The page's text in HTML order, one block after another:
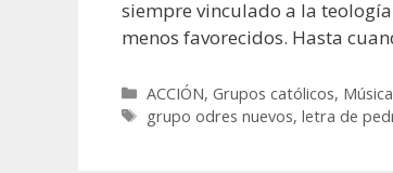
siempre vinculado a la
menos favorecidos. Hasta
Categorías
ACCIÓN,Grupos católicos,
Etiquetas
grupo odres nuevos,letra de